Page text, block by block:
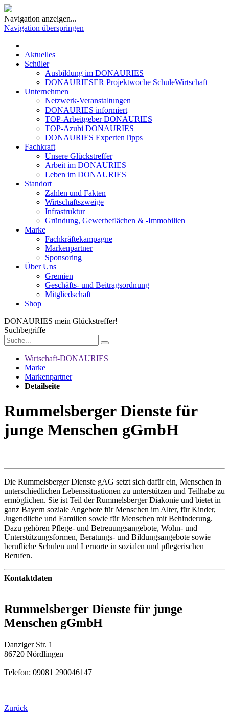
Navigation anzeigen...
Navigation überspringen
Aktuelles
Schüler
Ausbildung im DONAURIES
DONAURIESER Projektwoche SchuleWirtschaft
Unternehmen
Netzwerk-Veranstaltungen
DONAURIES informiert
TOP-Arbeitgeber DONAURIES
TOP-Azubi DONAURIES
DONAURIES ExpertenTipps
Fachkraft
Unsere Glückstreffer
Arbeit im DONAURIES
Leben im DONAURIES
Standort
Zahlen und Fakten
Wirtschaftszweige
Infrastruktur
Gründung, Gewerbeflächen & -Immobilien
Marke
Fachkräftekampagne
Markenpartner
Sponsoring
Über Uns
Gremien
Geschäfts- und Beitragsordnung
Mitgliedschaft
Shop
DONAURIES mein Glückstreffer!
Suchbegriffe
Wirtschaft-DONAURIES
Marke
Markenpartner
Detailseite
Rummelsberger Dienste für
junge Menschen gGmbH
Die Rummelsberger Dienste gAG setzt sich dafür ein, Menschen in
unterschiedlichen Lebenssituationen zu unterstützen und Teilhabe zu
ermöglichen. Sie ist Teil der Rummelsberger Diakonie und bietet in
ganz Bayern soziale Angebote für Menschen im Alter, für Kinder,
Jugendliche und Familien sowie für Menschen mit Behinderung.
Dazu gehören Pflege- und Betreuungsangebote, Wohn- und
Unterstützungsformen, Beratungs- und Bildungsangebote sowie
berufliche Schulen und Lernorte in sozialen und pflegerischen
Berufen.
Kontaktdaten
Rummelsberger Dienste für junge
Menschen gGmbH
Danziger Str. 1
86720 Nördlingen
Telefon: 09081 290046147
Zurück